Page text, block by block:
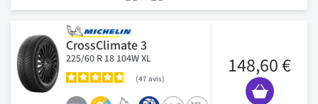
CrossClimate 3
225/60 R 18 104W XL
47 avis
148,60 €